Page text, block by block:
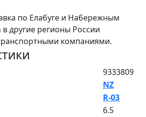
по Елабуге и Набережным
другие регионы России
компаниями.
9333809
NZ
R-03
6.5